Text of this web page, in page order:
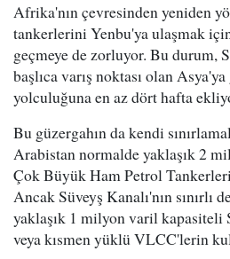
Afrika'nın çevresinden yeniden
tankerlerini Yenbu'ya ulaşmak
geçmeye de zorluyor. Bu durum,
başlıca varış noktası olan
yolculuğuna en az dört hafta
Bu güzergahın da kendi
Arabistan normalde yaklaşık 2
Çok Büyük Ham Petrol
Ancak Süveyş Kanalı'nın sınırlı
yaklaşık 1 milyon varil kapasiteli
veya kısmen yüklü VLCC'lerin